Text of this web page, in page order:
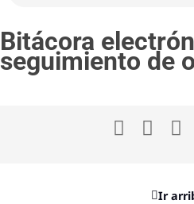
Bitácora
seguimiento de
Ir